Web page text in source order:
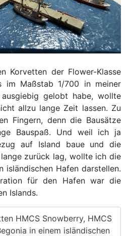
Korvetten der Flower-Klasse
im Maßstab 1/700 in meiner
gelobt habe, wollte
allzu lange Zeit lassen. Zu
Fingern, denn die Bausätze
Bauspaß. Und weil ich ja
auf Island baue und die
zurück lag, wollte ich die
isländischen Hafen darstellen.
für den Hafen war die
Islands.
HMCS Snowberry, HMCS
in einem isländischen